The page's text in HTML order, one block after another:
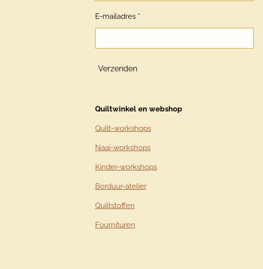
E-mailadres *
Verzenden
Quiltwinkel en webshop
Quilt-workshops
Naai-workshops
Kinder-workshops
Borduur-atelier
Quiltstoffen
Fournituren